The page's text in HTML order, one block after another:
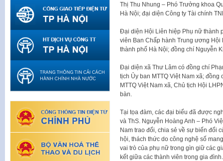
Thị Thu Nhung – Phó Trưởng khoa
Hà Nội; đại diện Công ty Tài chính
Đại diện Hội Liên hiệp Phụ nữ thành
viên Ban Chấp hành Trung ương
thành phố Hà Nội; đồng chí Nguyễn
Đại diện xã Thư Lâm có đồng chí
tịch Ủy ban MTTQ Việt Nam xã;
MTTQ Việt Nam xã, Chủ tịch Hội
bàn.
Tại tọa đàm, các đại biểu đã được
và ThS. Nguyễn Hoàng Anh – Phó
Nam trao đổi, chia sẻ về sự biến đổi
hội, thách thức do công nghệ số
vai trò của phụ nữ trong gìn giữ các
kết giữa các thành viên trong gia đình.